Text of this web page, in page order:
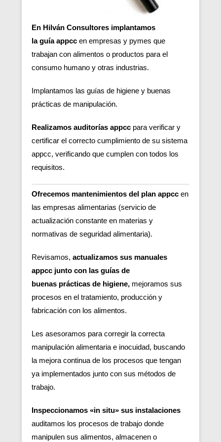
En Hilván Consultores implantamos
la guía appcc en empresas y pymes que
trabajan con alimentos o productos para el
consumo humano y otras industrias.
Implantamos las guías de higiene y buenas
prácticas de manipulación.
Realizamos auditorías appcc para verificar y
certificar el correcto cumplimiento de su sistema
appcc, verificando que cumplen con todos los
requisitos.
Ofrecemos mantenimientos del plan appcc en
las empresas alimentarias (servicio de
actualización constante en materias y
normativas de seguridad alimentaria).
Revisamos, actualizamos sus manuales
appcc junto con las guías de
buenas prácticas de higiene, mejoramos sus
procesos en el tratamiento, producción y
fabricación con los alimentos.
Les asesoramos para corregir la correcta
manipulación alimentaria e inocuidad, buscando
la mejora continua de los procesos que tengan
ya implementados junto con sus métodos de
trabajo.
Inspeccionamos «in situ» sus instalaciones
auditamos los procesos de trabajo donde
manipulen sus alimentos, almacenen o